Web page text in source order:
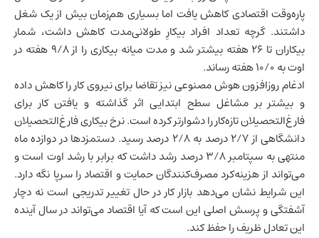
پاره‌وقت اقتصادی کاهش یافت اما بسیاری هم‌زمان بیش از یک شغل
داشتند. گرچه تعداد افراد بیکارِ طولانی‌مدت کاهش داشت، شمار
بیکاران تا ۲۶ هفته بیشتر شد و مدت میانه بیکاری را از ۹/۸ هفته در
اوت به ۱۰/۰ هفته رساند.
ادغام روزافزونهوش مصنوعینیز تقاضا برای نیروی کار را کاهش داده
و بیشتر بر مشاغل سطح ابتدایی اثر گذاشته و یافتن کار برای
فارغ‌التحصیلان تازه‌کار را دشوارتر کرده است. نرخ بیکاری فارغ‌التحصیلان
دانشگاهی از ۲/۷ درصد به ۲/۸ درصد رسید. دستمزدها در دوازده ماه
منتهی به سپتامبر ۳/۸ درصد رشد داشت که برابر با رشد اوت است و
می‌تواند از هزینه‌کرد مصرف‌کنندگان حمایت و اقتصاد را سرپا نگه دارد.
این شرایط نشان می‌دهد بازار کار در حال تغییر تدریجی است نه دچار
آشفتگی و پرسش اصلی این است که آیا اقتصاد می‌تواند در سال آینده
این تعادل ظریف را حفظ کند.